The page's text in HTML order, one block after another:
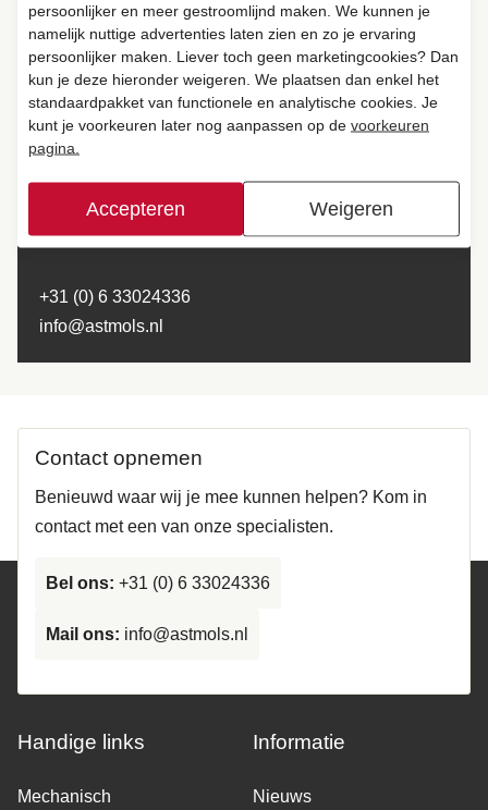
Ik ben op de hoogte van en ga akkoord met het
privacybeleid.*
Verzenden
AST Mols
Lozerweg 22
6006 SR Weert, Limburg
Nederland
+31 (0) 6 33024336
info@astmols.nl
Contact opnemen
Benieuwd waar wij je mee kunnen helpen? Kom in
contact met een van onze specialisten.
Bel ons: +31 (0) 6 33024336
Mail ons: info@astmols.nl
Handige links
Mechanisch
Informatie
Nieuws
persoonlijker en meer gestroomlijnd maken. We kunnen je
namelijk nuttige advertenties laten zien en zo je ervaring
persoonlijker maken. Liever toch geen marketingcookies? Dan
kun je deze hieronder weigeren. We plaatsen dan enkel het
standaardpakket van functionele en analytische cookies. Je
kunt je voorkeuren later nog aanpassen op de voorkeuren
pagina.
Accepteren Weigeren